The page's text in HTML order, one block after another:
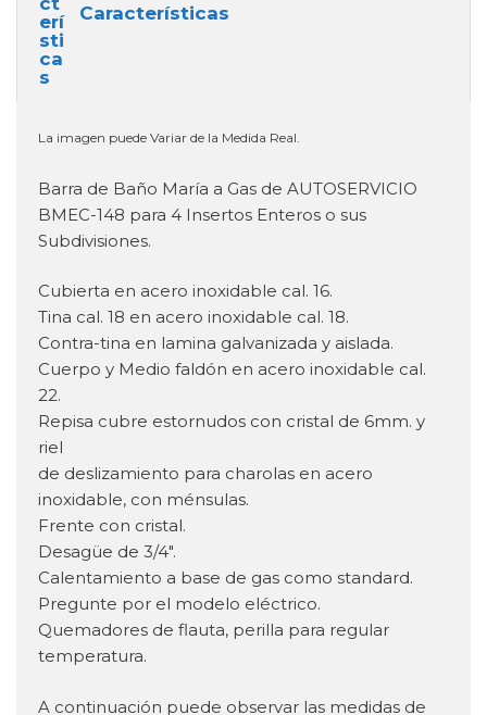
Características
La imagen puede Variar de la Medida Real.
Barra de Baño María a Gas de AUTOSERVICIO
BMEC-148 para 4 Insertos Enteros o sus
Subdivisiones.
Cubierta en acero inoxidable cal. 16.
Tina cal. 18 en acero inoxidable cal. 18.
Contra-tina en lamina galvanizada y aislada.
Cuerpo y Medio faldón en acero inoxidable cal.
22.
Repisa cubre estornudos con cristal de 6mm. y
riel
de deslizamiento para charolas en acero
inoxidable, con ménsulas.
Frente con cristal.
Desagüe de 3/4″.
Calentamiento a base de gas como standard.
Pregunte por el modelo eléctrico.
Quemadores de flauta, perilla para regular
temperatura.
A continuación puede observar las medidas de